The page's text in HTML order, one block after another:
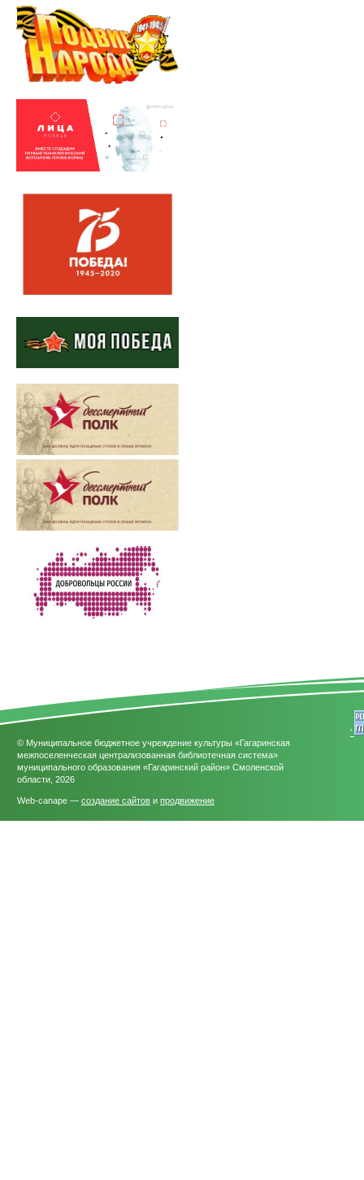
© Муниципальное бюджетное учреждение культуры «Гагаринская
межпоселенческая централизованная библиотечная система»
муниципального образования «Гагаринский район» Смоленской
области, 2026
Web-canape — создание сайтов и продвижение
'